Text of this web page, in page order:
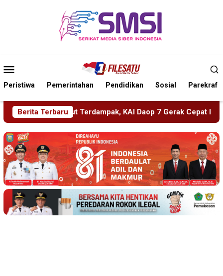
Mobile
Peristiwa Pemerintahan Pendidikan Sosial Parekraf
Berita Terbaru
KAI Daop 7 Gerak Cepat Pulihkan Layanan PMR